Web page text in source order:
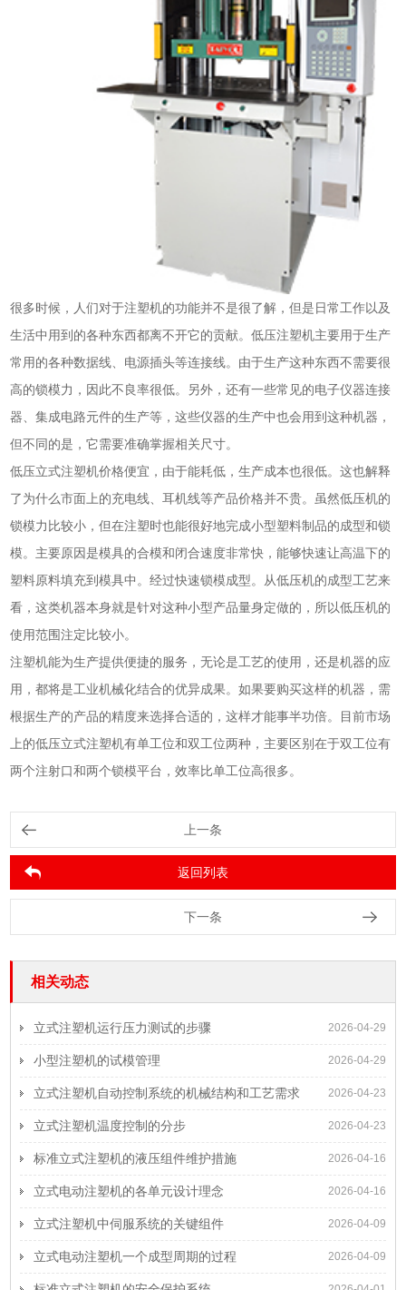
很多时候，人们对于注塑机的功能并不是很了解，但是日常工作以及
生活中用到的各种东西都离不开它的贡献。低压注塑机主要用于生产
常用的各种数据线、电源插头等连接线。由于生产这种东西不需要很
高的锁模力，因此不良率很低。另外，还有一些常见的电子仪器连接
器、集成电路元件的生产等，这些仪器的生产中也会用到这种机器，
但不同的是，它需要准确掌握相关尺寸。
低压立式注塑机价格便宜，由于能耗低，生产成本也很低。这也解释
了为什么市面上的充电线、耳机线等产品价格并不贵。虽然低压机的
锁模力比较小，但在注塑时也能很好地完成小型塑料制品的成型和锁
模。主要原因是模具的合模和闭合速度非常快，能够快速让高温下的
塑料原料填充到模具中。经过快速锁模成型。从低压机的成型工艺来
看，这类机器本身就是针对这种小型产品量身定做的，所以低压机的
使用范围注定比较小。
注塑机能为生产提供便捷的服务，无论是工艺的使用，还是机器的应
用，都将是工业机械化结合的优异成果。如果要购买这样的机器，需
根据生产的产品的精度来选择合适的，这样才能事半功倍。目前市场
上的低压立式注塑机有单工位和双工位两种，主要区别在于双工位有
两个注射口和两个锁模平台，效率比单工位高很多。
上一条
返回列表
下一条
相关动态
2026-04-29
立式注塑机运行压力测试的步骤
2026-04-29
小型注塑机的试模管理
2026-04-23
立式注塑机自动控制系统的机械结构和工艺需求
2026-04-23
立式注塑机温度控制的分步
2026-04-16
标准立式注塑机的液压组件维护措施
2026-04-16
立式电动注塑机的各单元设计理念
2026-04-09
立式注塑机中伺服系统的关键组件
2026-04-09
立式电动注塑机一个成型周期的过程